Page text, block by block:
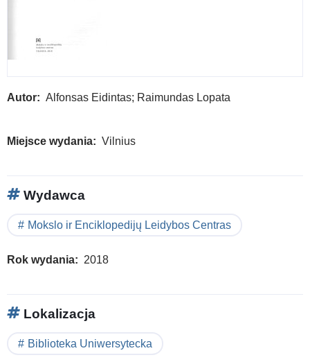
Autor Alfonsas Eidintas; Raimundas Lopata
Miejsce wydania Vilnius
Wydawca
Mokslo ir Enciklopedijų Leidybos Centras
Rok wydania 2018
Lokalizacja
Biblioteka Uniwersytecka